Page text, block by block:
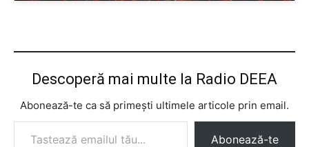
Descoperă mai multe la Radio DEEA
Abonează-te ca să primești ultimele articole prin email.
Tastează emailul tău...
Abonează-te